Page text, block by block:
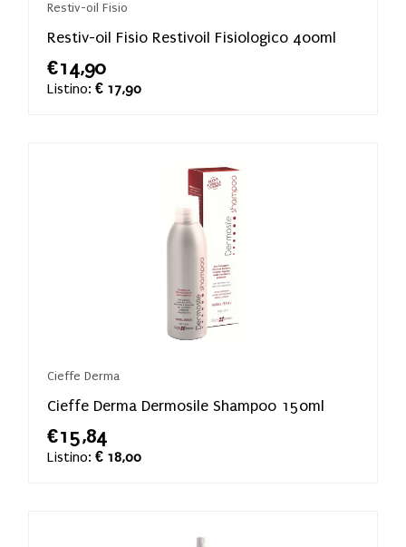
Restiv-oil Fisio
Restiv-oil Fisio Restivoil Fisiologico 400ml
€14,90
Listino: € 17,90
Cieffe Derma
Cieffe Derma Dermosile Shampoo 150ml
€15,84
Listino: € 18,00